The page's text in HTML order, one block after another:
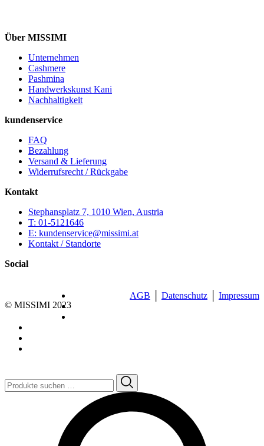
Über MISSIMI
Unternehmen
Cashmere
Pashmina
Handwerkskunst Kani
Nachhaltigkeit
kundenservice
FAQ
Bezahlung
Versand & Lieferung
Widerrufsrecht / Rückgabe
Kontakt
Stephansplatz 7, 1010 Wien, Austria
T: 01-5121646
E: kundenservice@missimi.at
Kontakt / Standorte
Social
© MISSIMI 2023
AGB Datenschutz Impressum
Suchen
nach: